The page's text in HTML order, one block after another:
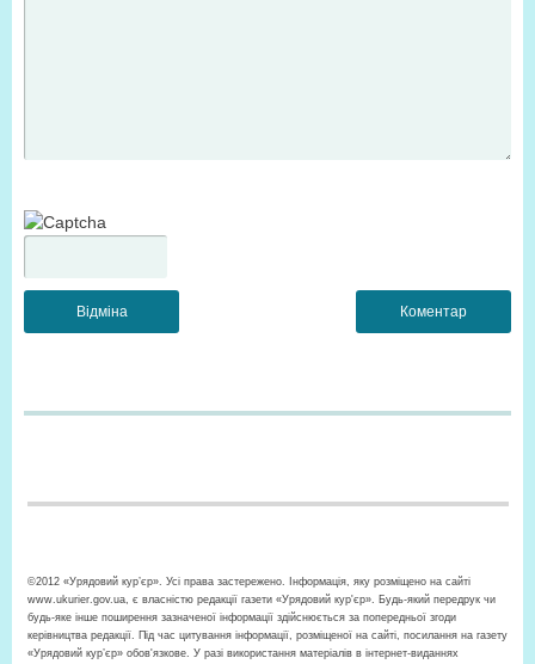
©2012 «Урядовий кур’єр». Усі права застережено. Інформація, яку розміщено на сайті
www.ukurier.gov.ua, є власністю редакції газети «Урядовий кур'єр». Будь-який передрук чи
будь-яке інше поширення зазначеної інформації здійснюється за попередньої згоди
керівництва редакції. Під час цитування інформації, розміщеної на сайті, посилання на газету
«Урядовий кур’єр» обов'язкове. У разі використання матеріалів в інтернет-виданнях